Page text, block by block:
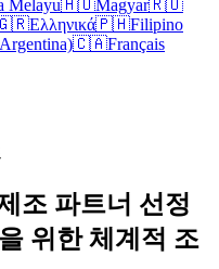
Melayu🇭🇺Magyar🇷🇴
Ελληνικά🇵🇭Filipino
🇨🇦Français
조 파트너 선정
위한 체계적 조